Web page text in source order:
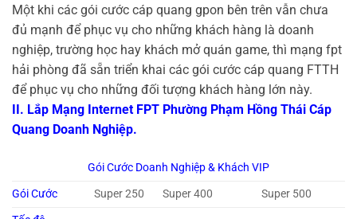
Một khi các gói cước cáp quang gpon bên trên vẫn chưa
đủ mạnh để phục vụ cho những khách hàng là doanh
nghiệp, trường học hay khách mở quán game, thì mạng fpt
hải phòng đã sẵn triển khai các gói cước cáp quang FTTH
để phục vụ cho những đối tượng khách hàng lớn này.
II. Lắp Mạng Internet FPT Phường Phạm Hồng Thái Cáp
Quang Doanh Nghiệp.
Gói Cước Doanh Nghiệp & Khách VIP
Gói Cước
Super 250 Super 400
Super 500